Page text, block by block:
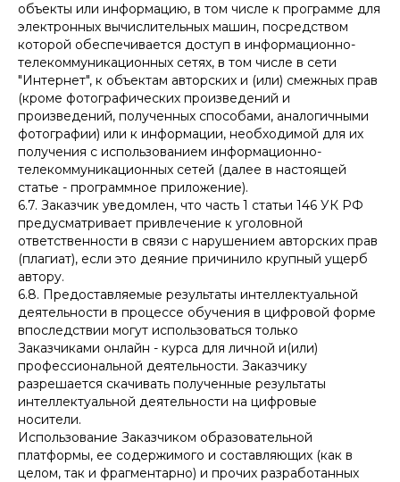
объекты или информацию, в том числе к программе для
электронных вычислительных машин, посредством
которой обеспечивается доступ в информационно-
телекоммуникационных сетях, в том числе в сети
"Интернет", к объектам авторских и (или) смежных прав
(кроме фотографических произведений и
произведений, полученных способами, аналогичными
фотографии) или к информации, необходимой для их
получения с использованием информационно-
телекоммуникационных сетей (далее в настоящей
статье - программное приложение).
6.7. Заказчик уведомлен, что часть 1 статьи 146 УК РФ
предусматривает привлечение к уголовной
ответственности в связи с нарушением авторских прав
(плагиат), если это деяние причинило крупный ущерб
автору.
6.8. Предоставляемые результаты интеллектуальной
деятельности в процессе обучения в цифровой форме
впоследствии могут использоваться только
Заказчиками онлайн - курса для личной и(или)
профессиональной деятельности. Заказчику
разрешается скачивать полученные результаты
интеллектуальной деятельности на цифровые
носители.
Использование Заказчиком образовательной
платформы, ее содержимого и составляющих (как в
целом, так и фрагментарно) и прочих разработанных